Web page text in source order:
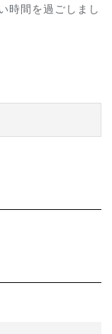
時間を過ごしまし